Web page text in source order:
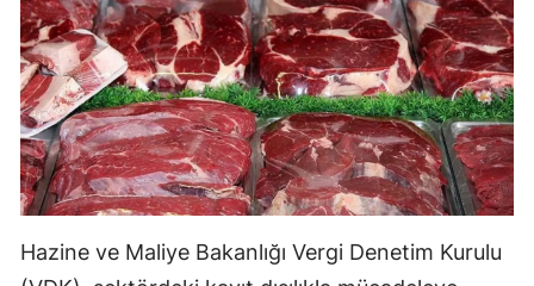
Hazine ve Maliye Bakanlığı Vergi Denetim Kurulu